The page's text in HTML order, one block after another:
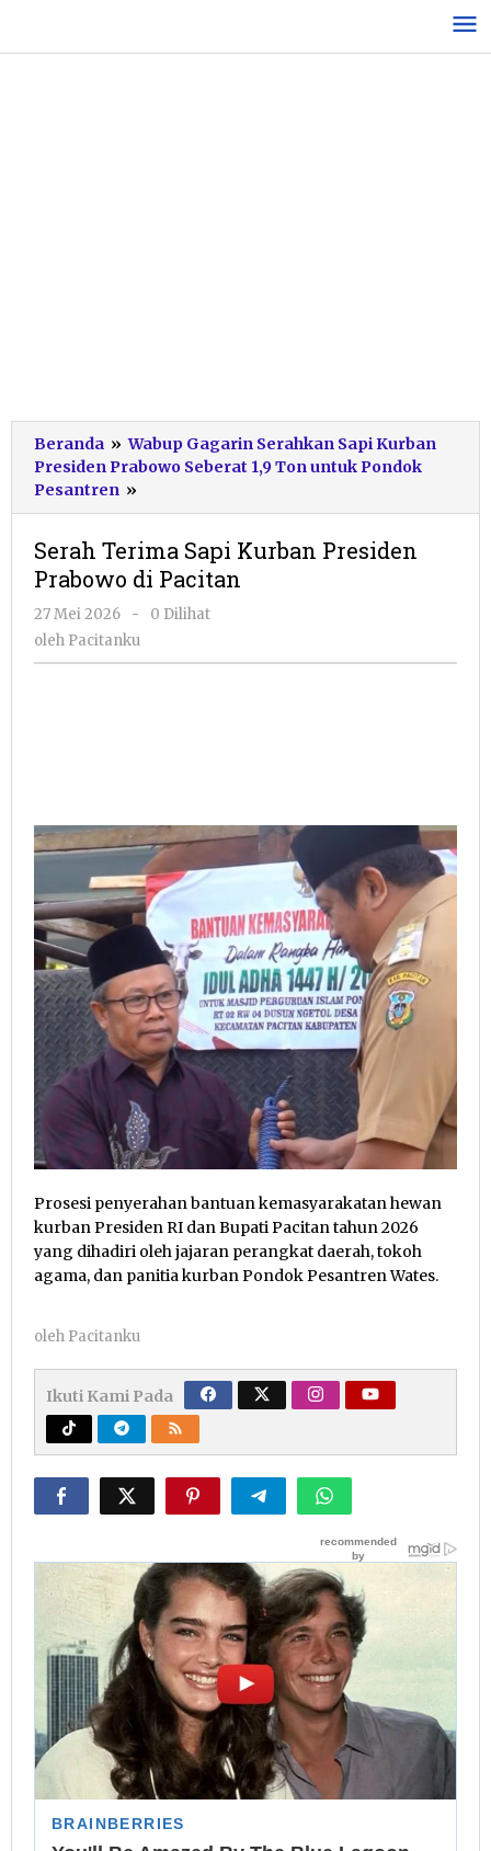
konten
Beranda » Wabup Gagarin Serahkan Sapi Kurban
Presiden Prabowo Seberat 1,9 Ton untuk Pondok
Pesantren »
Terima
Kurban
Presiden
Prabowo
Pacitan
Serah Terima Sapi Kurban Presiden
Prabowo di Pacitan
27 Mei 2026
oleh
Pacitanku
-
0 Dilihat
oleh Pacitanku
Prosesi penyerahan bantuan kemasyarakatan hewan
kurban Presiden RI dan Bupati Pacitan tahun 2026
yang dihadiri oleh jajaran perangkat daerah, tokoh
agama, dan panitia kurban Pondok Pesantren Wates.
oleh Pacitanku
Ikuti Kami Pada